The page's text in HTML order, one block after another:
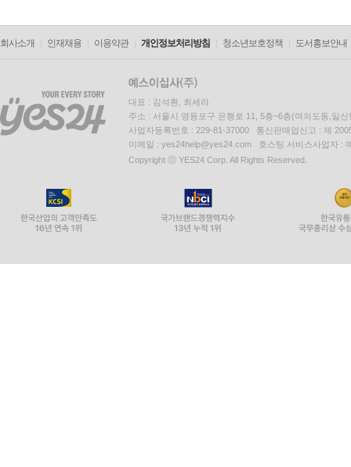
회사소개 인재채용 이용약관 개인정보처리방침 청소년보호정책 도서홍보안내
대표 : 김석환, 최세라
주소 : 서울시 영등포구 은행로 11, 5층~6층(여의도동,일신
사업자등록번호 : 229-81-37000 통신판매업신고 : 제
이메일 : yes24help@yes24.com 호스팅 서비스사업자 :
Copyright ⓒ YES24 Corp. All Rights Reserved.